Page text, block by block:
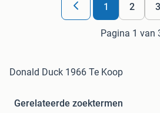
1 2 3
Pagina 1 van
Donald Duck 1966 Te Koop
Gerelateerde zoektermen